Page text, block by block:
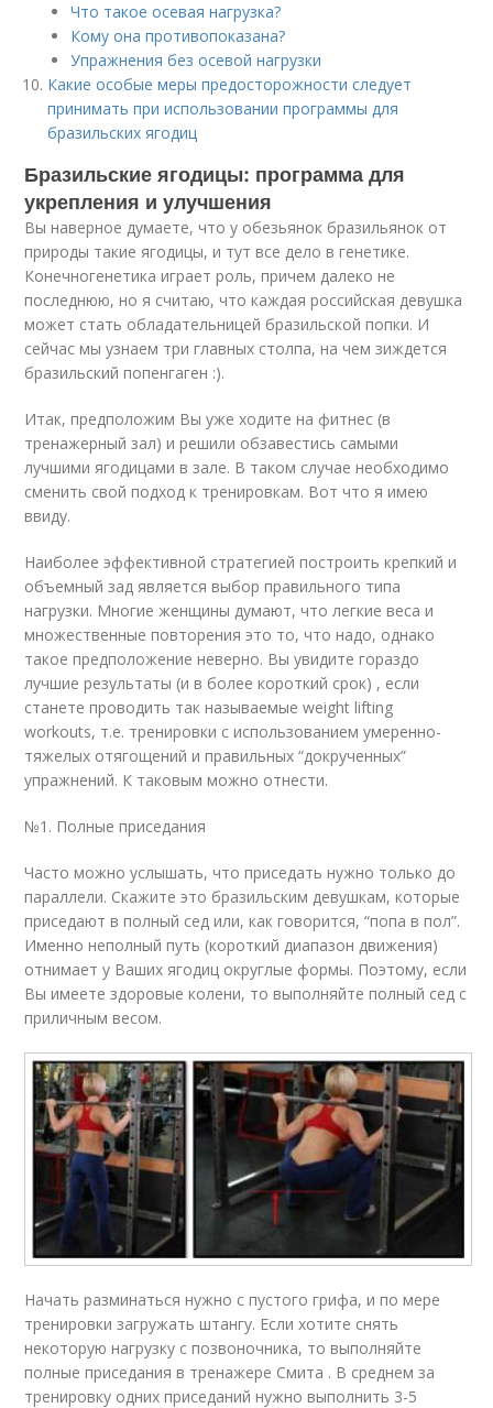
Что такое осевая нагрузка?
Кому она противопоказана?
Упражнения без осевой нагрузки
Какие особые меры предосторожности следует
принимать при использовании программы для
бразильских ягодиц
Бразильские ягодицы: программа для
укрепления и улучшения
Вы наверное думаете, что у обезьянок бразильянок от
природы такие ягодицы, и тут все дело в генетике.
Конечногенетика играет роль, причем далеко не
последнюю, но я считаю, что каждая российская девушка
может стать обладательницей бразильской попки. И
сейчас мы узнаем три главных столпа, на чем зиждется
бразильский попенгаген :).
Итак, предположим Вы уже ходите на фитнес (в
тренажерный зал) и решили обзавестись самыми
лучшими ягодицами в зале. В таком случае необходимо
сменить свой подход к тренировкам. Вот что я имею
ввиду.
Наиболее эффективной стратегией построить крепкий и
объемный зад является выбор правильного типа
нагрузки. Многие женщины думают, что легкие веса и
множественные повторения это то, что надо, однако
такое предположение неверно. Вы увидите гораздо
лучшие результаты (и в более короткий срок) , если
станете проводить так называемые weight lifting
workouts, т.е. тренировки с использованием умеренно-
тяжелых отягощений и правильных “докрученных”
упражнений. К таковым можно отнести.
№1. Полные приседания
Часто можно услышать, что приседать нужно только до
параллели. Скажите это бразильским девушкам, которые
приседают в полный сед или, как говорится, “попа в пол”.
Именно неполный путь (короткий диапазон движения)
отнимает у Ваших ягодиц округлые формы. Поэтому, если
Вы имеете здоровые колени, то выполняйте полный сед с
приличным весом.
Начать разминаться нужно с пустого грифа, и по мере
тренировки загружать штангу. Если хотите снять
некоторую нагрузку с позвоночника, то выполняйте
полные приседания в тренажере Смита . В среднем за
тренировку одних приседаний нужно выполнить 3-5